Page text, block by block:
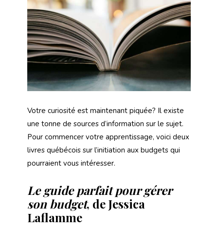
Votre curiosité est maintenant piquée? Il existe
une tonne de sources d’information sur le sujet.
Pour commencer votre apprentissage, voici deux
livres québécois sur l’initiation aux budgets qui
pourraient vous intéresser.
Le guide parfait pour gérer
son budget, de Jessica
Laflamme